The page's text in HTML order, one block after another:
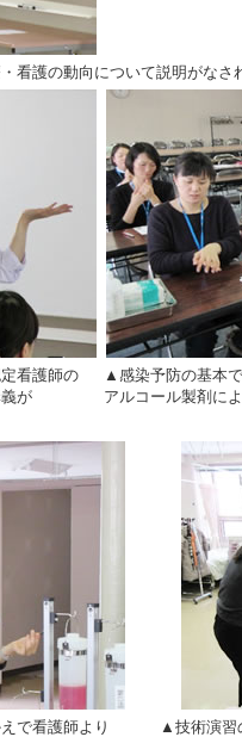
看護の動向について説明がなさ
看護師の
が
▲感染予防の基本
アルコール製剤に
で看護師より
▲技術演習